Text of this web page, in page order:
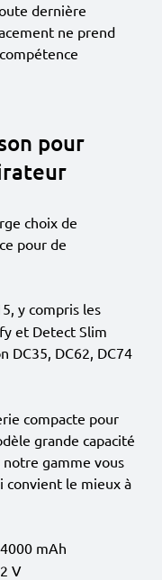
dernière
ne prend
pour
choix de
pour de
y compris les
et Detect Slim
DC35, DC62, DC74
compacte pour
grande capacité
gamme vous
le mieux à
mAh
V